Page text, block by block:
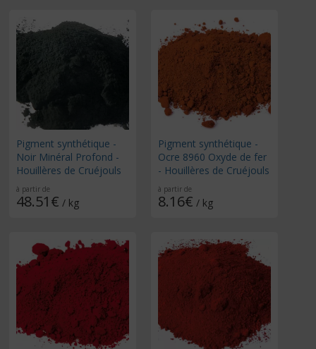
Pigment synthétique -
Noir Minéral Profond -
Houillères de Cruéjouls
à partir de
48.51€ / kg
Pigment synthétique -
Ocre 8960 Oxyde de fer
- Houillères de Cruéjouls
à partir de
8.16€ / kg